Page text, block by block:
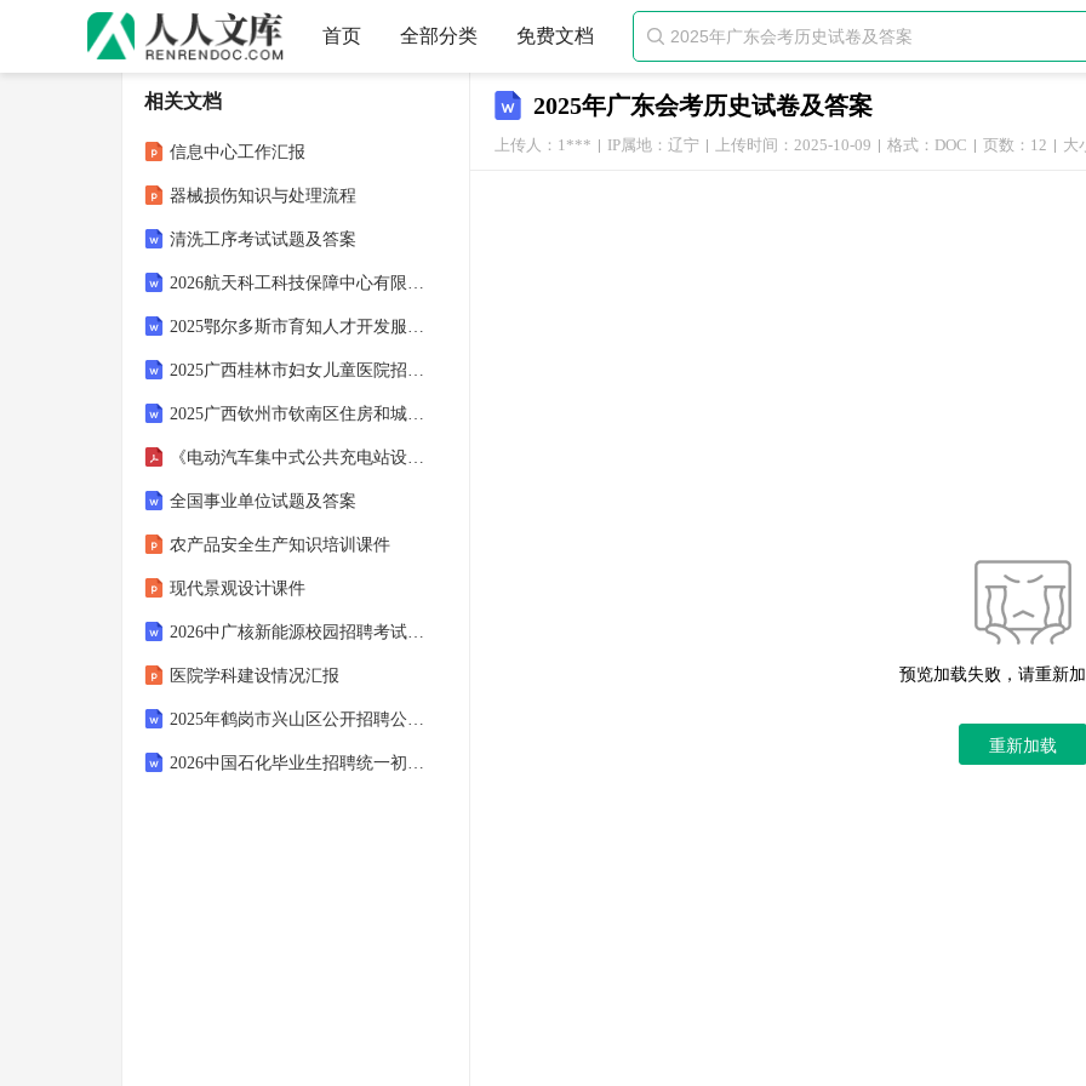
首页 全部分类 免费文档 
2025年广东会考历史试卷及答案
上传人：1*** IP属地：辽宁 上传时间：2025-10-09 格式：DOC 页数：12 大
预览加载失败，请重新
重新加载
相关文档
信息中心工作汇报
器械损伤知识与处理流程
清洗工序考试试题及答案
2026航天科工科技保障中心有限公司校园招聘考试参考试题及答案解析
2025鄂尔多斯市育知人才开发服务有限公司招聘辅助性审计服务项目工作人员5人模拟试卷（含答案详解）
2025广西桂林市妇女儿童医院招聘11人考试参考试题及答案解析
2025广西钦州市钦南区住房和城乡建设局招聘工程质量安全监督员1人模拟试卷带答案详解
《电动汽车集中式公共充电站设计规范》标准文本
全国事业单位试题及答案
农产品安全生产知识培训课件
现代景观设计课件
2026中广核新能源校园招聘考试模拟试题及答案解析
医院学科建设情况汇报
2025年鹤岗市兴山区公开招聘公益性岗位人员14人考试模拟试题及答案解析
2026中国石化毕业生招聘统一初选考试备考考试题库附答案解析